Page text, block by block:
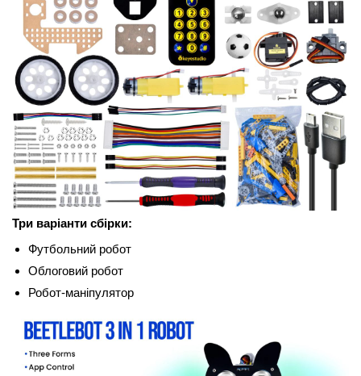
Три варіанти сбірки:
Футбольний робот
Облоговий робот
Робот-маніпулятор